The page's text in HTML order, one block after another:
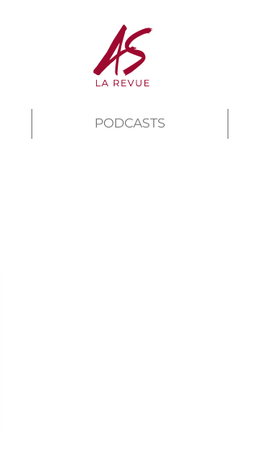
PODCASTS